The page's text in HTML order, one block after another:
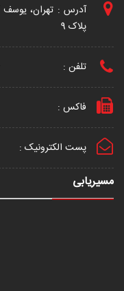
پلاک 9
تلفن :
فاکس :
پست الکترونیک :
مسیریابی